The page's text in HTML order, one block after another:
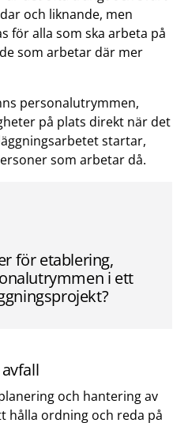
och liknande, men
för alla som ska arbeta på
som arbetar där mer
personalutrymmen,
på plats direkt när det
startar,
som arbetar då.
för etablering,
i ett
och hantering av
hålla ordning och reda på